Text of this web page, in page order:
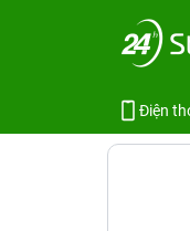
Điện
Trang chủ